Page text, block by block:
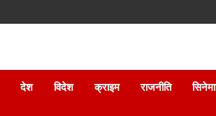
देश विदेश क्राइम राजनीति सिनेमा